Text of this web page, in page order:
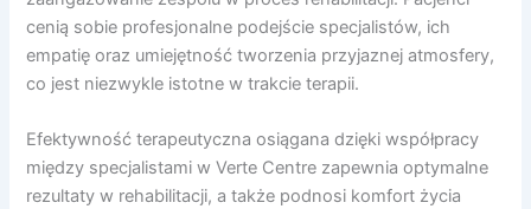
cenią sobie profesjonalne podejście specjalistów, ich
empatię oraz umiejętność tworzenia przyjaznej atmosfery,
co jest niezwykle istotne w trakcie terapii.
Efektywność terapeutyczna osiągana dzięki współpracy
między specjalistami w Verte Centre zapewnia optymalne
rezultaty w rehabilitacji, a także podnosi komfort życia